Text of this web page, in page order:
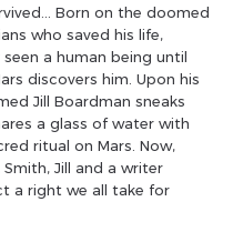
Born on the doomed
who saved his life,
a human being until
discovers him. Upon his
Jill Boardman sneaks
a glass of water with
ritual on Mars. Now,
Jill and a writer
a right we all take for